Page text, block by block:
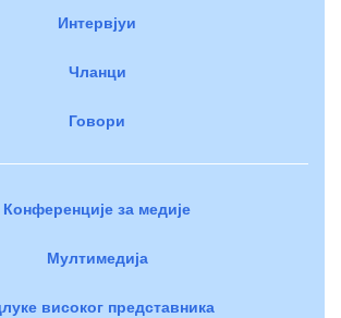
Интервјуи
Чланци
Говори
Конференције за медије
Мултимедија
високог представника